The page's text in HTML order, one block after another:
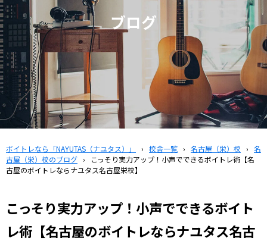
ブログ
ボイトレなら「NAYUTAS（ナユタス）」 › 校舎一覧 › 名古屋（栄）校 › 名
古屋（栄）校のブログ ›
こっそり実力アップ！小声でできるボイトレ術【名
古屋のボイトレならナユタス名古屋栄校】
こっそり実力アップ！小声でできるボイト
レ術【名古屋のボイトレならナユタス名古